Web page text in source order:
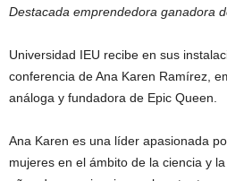
Destacada emprendedora ganadora
Universidad IEU recibe en sus
conferencia de Ana Karen Ramírez,
análoga y fundadora de Epic Queen.
Ana Karen es una líder apasionada
mujeres en el ámbito de la ciencia y